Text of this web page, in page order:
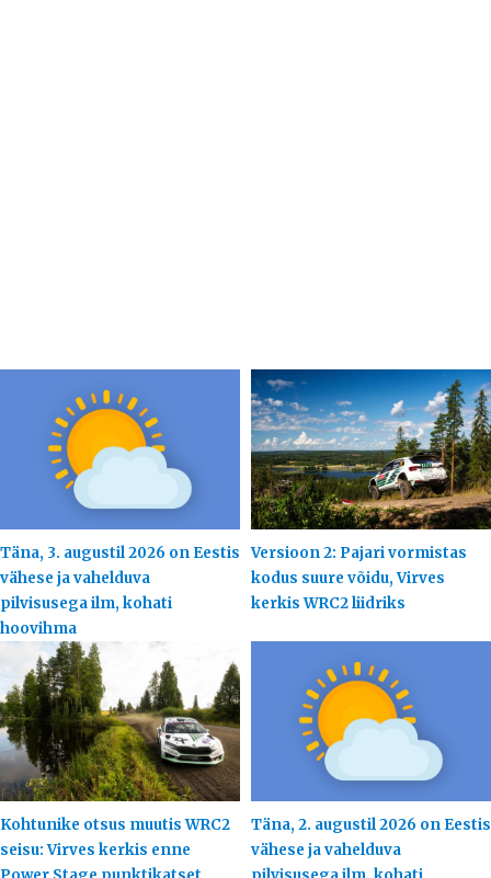
Täna, 3. augustil 2026 on Eestis
vähese ja vahelduva
pilvisusega ilm, kohati
hoovihma
Versioon 2: Pajari vormistas
kodus suure võidu, Virves
kerkis WRC2 liidriks
Kohtunike otsus muutis WRC2
seisu: Virves kerkis enne
Täna, 2. augustil 2026 on Eestis
vähese ja vahelduva